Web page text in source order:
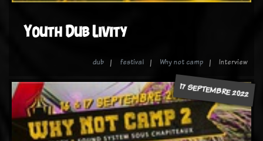
Youth Dub Livity
dub festival Why not camp Interview
17 SEPTEMBRE 2022